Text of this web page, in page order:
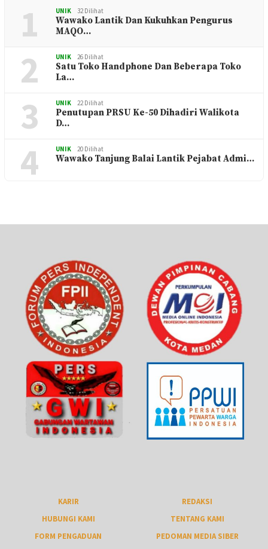
1 UNIK 32 Dilihat
Wawako Lantik Dan Kukuhkan Pengurus
MAQO…
2 UNIK 26 Dilihat
Satu Toko Handphone Dan Beberapa Toko
La…
3 UNIK 22 Dilihat
Penutupan PRSU Ke-50 Dihadiri Walikota
D…
4 UNIK 20 Dilihat
Wawako Tanjung Balai Lantik Pejabat Admi…
KARIR
REDAKSI
HUBUNGI KAMI
TENTANG KAMI
FORM PENGADUAN
PEDOMAN MEDIA SIBER